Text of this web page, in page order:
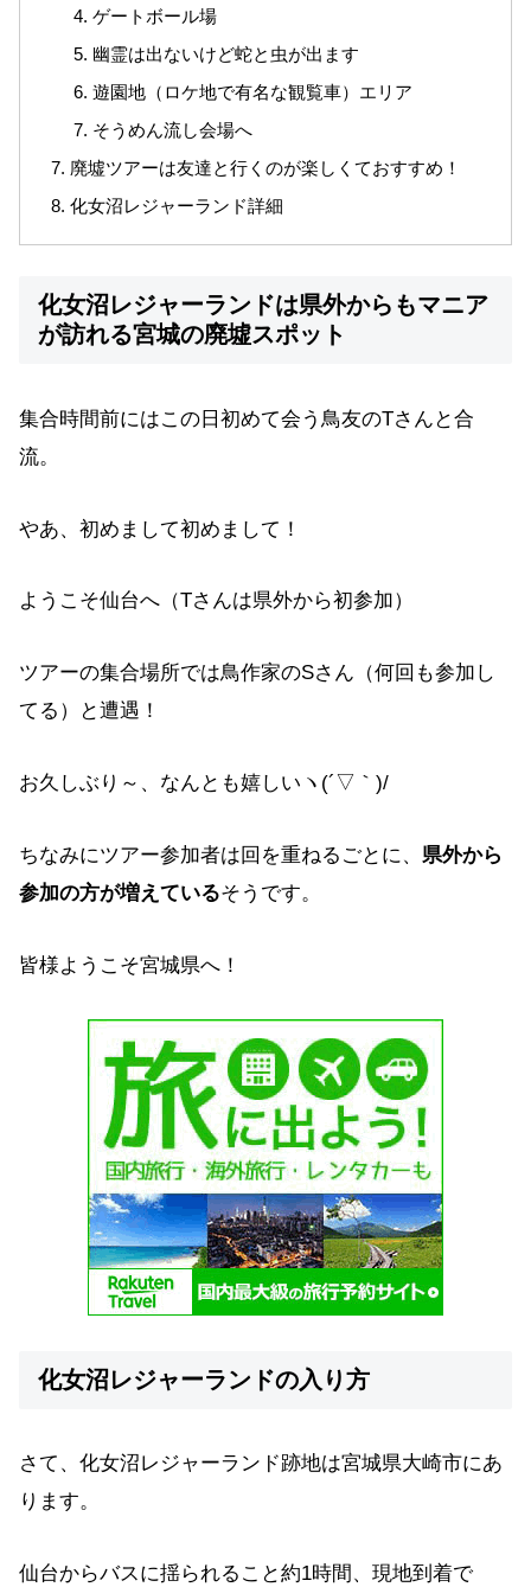
ゲートボール場
幽霊は出ないけど蛇と虫が出ます
遊園地（ロケ地で有名な観覧車）エリア
そうめん流し会場へ
廃墟ツアーは友達と行くのが楽しくておすすめ！
化女沼レジャーランド詳細
化女沼レジャーランドは県外からもマニア
が訪れる宮城の廃墟スポット
集合時間前にはこの日初めて会う鳥友のTさんと合
流。
やあ、初めまして初めまして！
ようこそ仙台へ（Tさんは県外から初参加）
ツアーの集合場所では鳥作家のSさん（何回も参加し
てる）と遭遇！
お久しぶり～、なんとも嬉しいヽ(´▽｀)/
ちなみにツアー参加者は回を重ねるごとに、 県外から
参加の方が増えているそうです。
皆様ようこそ宮城県へ！
化女沼レジャーランドの入り方
さて、化女沼レジャーランド跡地は宮城県大崎市にあ
ります。
仙台からバスに揺られること約1時間、現地到着で